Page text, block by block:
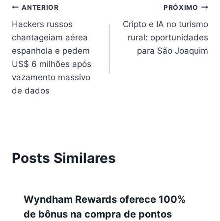
ANTERIOR
Hackers russos
chantageiam aérea
espanhola e pedem
US$ 6 milhões após
vazamento massivo
de dados
PRÓXIMO
Cripto e IA no turismo
rural: oportunidades
para São Joaquim
Posts Similares
Wyndham Rewards oferece 100%
de bônus na compra de pontos